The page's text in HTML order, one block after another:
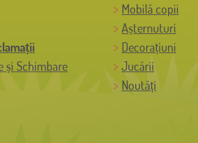
și Schimbare
Mobilă copii
Așternuturi
Decorațiuni
Jucării
Noutăți